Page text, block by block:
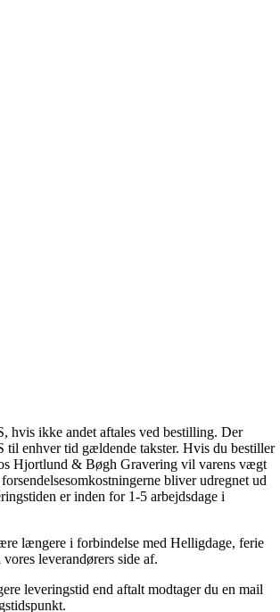
hvis ikke andet aftales ved bestilling. Der
enhver tid gældende takster. Hvis du bestiller
Hjortlund & Bøgh Gravering vil varens vægt
bliver udregnet ud
er inden for 1-5 arbejdsdage i
længere i forbindelse med Helligdage, ferie
leverandørers side af.
leveringstid end aftalt modtager du en mail